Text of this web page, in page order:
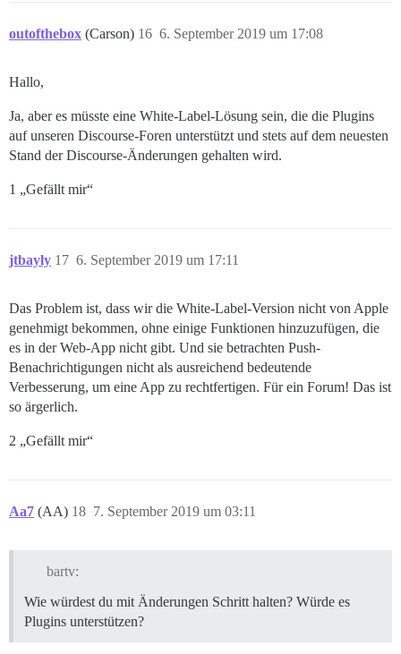
outofthebox (Carson) 6. September 2019 um 17:08
16
Hallo,
Ja, aber es müsste eine White-Label-Lösung sein, die die Plugins
auf unseren Discourse-Foren unterstützt und stets auf dem neuesten
Stand der Discourse-Änderungen gehalten wird.
1 „Gefällt mir“
jtbayly 6. September 2019 um 17:11
17
Das Problem ist, dass wir die White-Label-Version nicht von Apple
genehmigt bekommen, ohne einige Funktionen hinzuzufügen, die
es in der Web-App nicht gibt. Und sie betrachten Push-
Benachrichtigungen nicht als ausreichend bedeutende
Verbesserung, um eine App zu rechtfertigen. Für ein Forum! Das ist
so ärgerlich.
2 „Gefällt mir“
Aa7 (AA) 7. September 2019 um 03:11
18
bartv:
Wie würdest du mit Änderungen Schritt halten? Würde es
Plugins unterstützen?